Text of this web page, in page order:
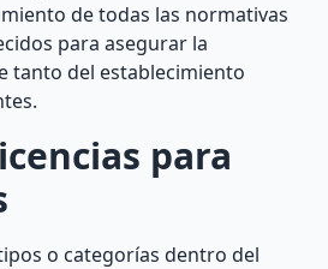
de todas las normativas
para asegurar la
tanto del establecimiento
para
o categorías dentro del